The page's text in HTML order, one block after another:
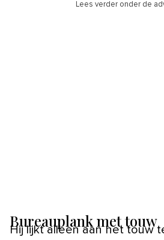
Lees verder onder de
Bureauplank met touw
Hij lijkt alleen aan het touw te hangen, maar